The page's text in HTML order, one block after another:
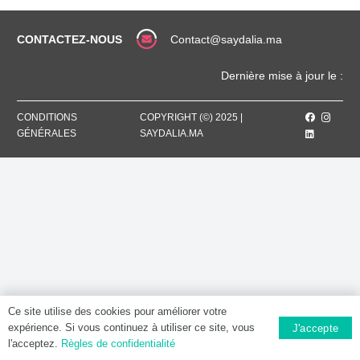
orodispersible
CONTACTEZ-NOUS Contact@saydalia.ma
Dernière mise à jour le :
CONDITIONS
GÉNÉRALES
COPYRIGHT (©) 2025 |
SAYDALIA.MA
Ce site utilise des cookies pour améliorer votre
expérience. Si vous continuez à utiliser ce site, vous
l'acceptez. Règles de confidentialité
J'accepte